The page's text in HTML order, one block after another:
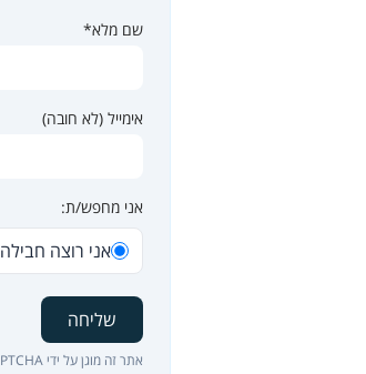
שם מלא*
אימייל (לא חובה)
אני מחפש/ת:
אני רוצה חבילה
שליחה
אתר זה מוגן על ידי reCAPTCHA וחלים